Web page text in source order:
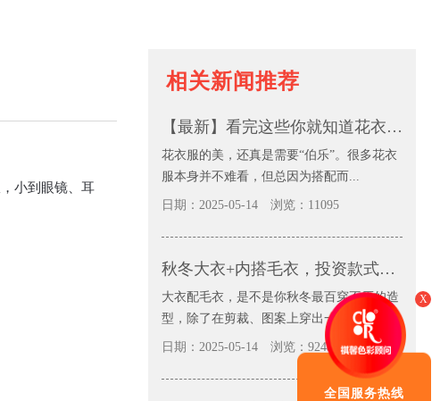
小到眼镜、耳
相关新闻推荐
【最新】看完这些你就知道花衣服可以怎么配，并且兴趣大增
花衣服的美，还真是需要“伯乐”。很多花衣
服本身并不难看，但总因为搭配而...
日期：2025-05-14 浏览：11095
秋冬大衣+内搭毛衣，投资款式不如投资色彩
大衣配毛衣，是不是你秋冬最百穿不厌的造
型，除了在剪裁、图案上穿出一些新...
日期：2025-05-14 浏览：9248
X
全国服务热线